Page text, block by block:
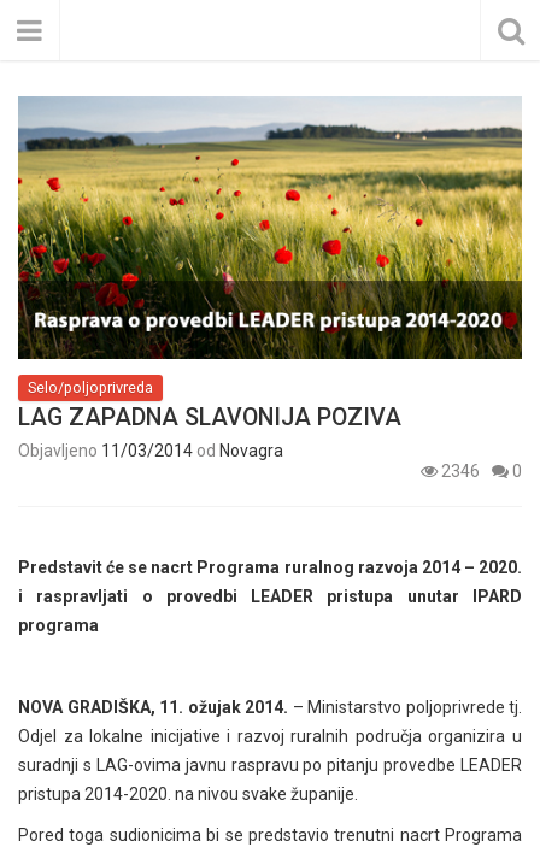
Selo/poljoprivreda
LAG ZAPADNA SLAVONIJA POZIVA
Objavljeno 11/03/2014 od Novagra
2346
0
Predstavit će se nacrt Programa ruralnog razvoja 2014 – 2020.
i raspravljati o provedbi LEADER pristupa unutar IPARD
programa
NOVA GRADIŠKA, 11. ožujak 2014. – Ministarstvo poljoprivrede tj.
Odjel za lokalne inicijative i razvoj ruralnih područja organizira u
suradnji s LAG-ovima javnu raspravu po pitanju provedbe LEADER
pristupa 2014-2020. na nivou svake županije.
Pored toga sudionicima bi se predstavio trenutni nacrt Programa